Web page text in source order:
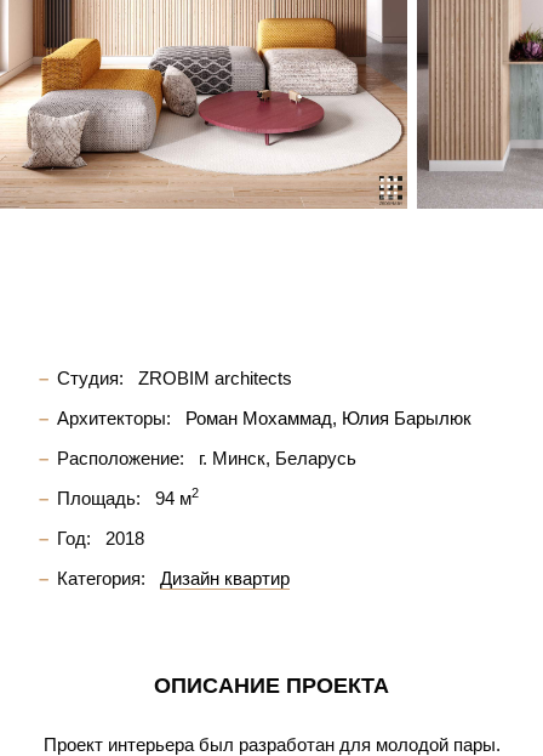
Студия:
ZROBIM architects
Архитекторы:
Роман Мохаммад Юлия Барылюк
Расположение:
г. Минск, Беларусь
Площадь:
94 м2
Год:
2018
Категория:
Дизайн квартир
ОПИСАНИЕ ПРОЕКТА
Проект интерьера был разработан для молодой пары.